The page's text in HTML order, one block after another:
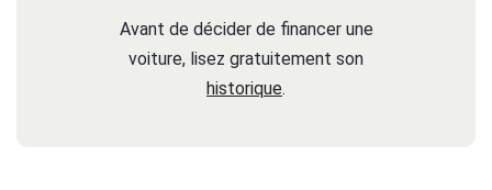
Avant de décider de financer une
voiture, lisez gratuitement son
historique.